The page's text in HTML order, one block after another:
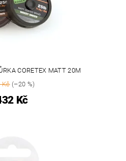
CORETEX MATT 20M
Kč(–20 %)
Kč